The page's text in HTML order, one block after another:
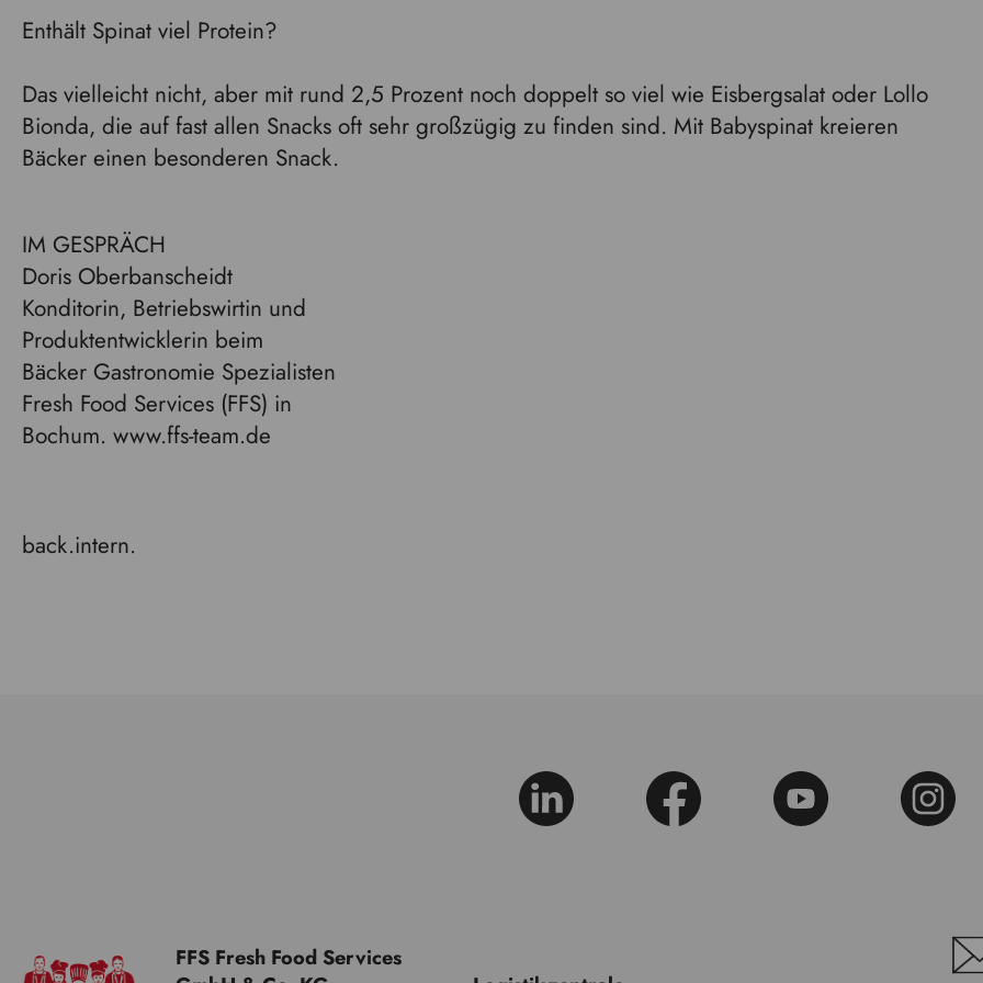
Enthält Spinat viel Protein?
Das vielleicht nicht, aber mit rund 2,5 Prozent noch doppelt so viel wie Eisbergsalat oder Lollo
Bionda, die auf fast allen Snacks oft sehr großzügig zu finden sind. Mit Babyspinat kreieren
Bäcker einen besonderen Snack.
IM GESPRÄCH
Doris Oberbanscheidt
Konditorin, Betriebswirtin und
Produktentwicklerin beim
Bäcker Gastronomie Spezialisten
Fresh Food Services (FFS) in
Bochum. www.ffs-team.de
back.intern.
FFS Fresh Food Services